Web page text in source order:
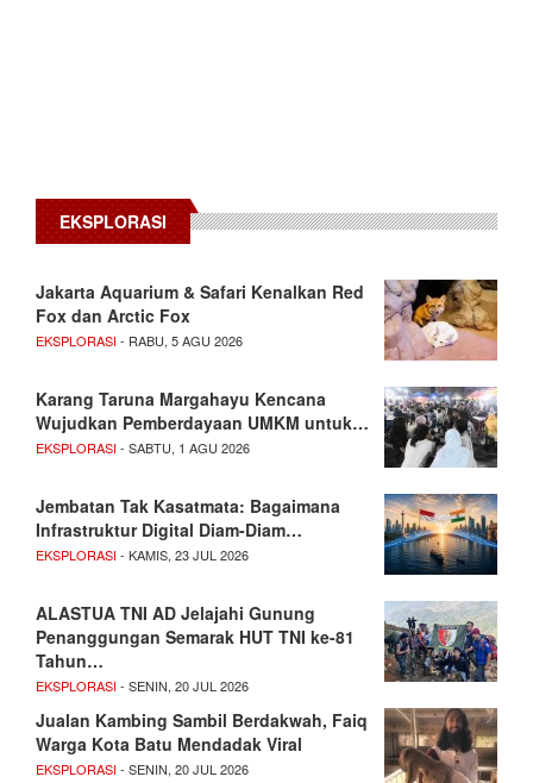
EKSPLORASI
Jakarta Aquarium & Safari Kenalkan Red
Fox dan Arctic Fox
EKSPLORASI- RABU, 5 AGU 2026
Karang Taruna Margahayu Kencana
Wujudkan Pemberdayaan UMKM untuk…
EKSPLORASI- SABTU, 1 AGU 2026
Jembatan Tak Kasatmata: Bagaimana
Infrastruktur Digital Diam-Diam…
EKSPLORASI- KAMIS, 23 JUL 2026
ALASTUA TNI AD Jelajahi Gunung
Penanggungan Semarak HUT TNI ke-81
Tahun…
EKSPLORASI- SENIN, 20 JUL 2026
Jualan Kambing Sambil Berdakwah, Faiq
Warga Kota Batu Mendadak Viral
EKSPLORASI- SENIN, 20 JUL 2026